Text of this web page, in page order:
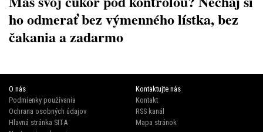
ho odmerať bez výmenného lístka, bez
čakania a zadarmo
O nás
Podmienky používania
Ochrana osobných údajov
Hlavná stránka SITA
Kontaktujte nás
Kontakt
RSS kanál
Mapa stránok